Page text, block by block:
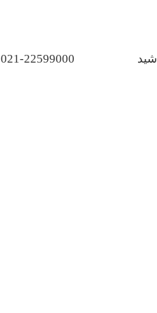
021-22599000